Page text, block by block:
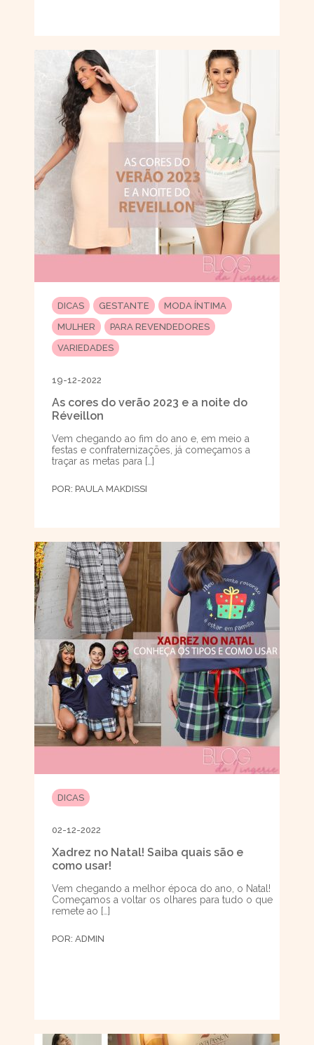
DICAS GESTANTE
MODA ÍNTIMA
MULHER
PARA REVENDEDORES
VARIEDADES
19-12-2022
As cores do verão 2023 e a noite do
Réveillon
Vem chegando ao fim do ano e, em meio a
festas e confraternizações, já começamos a
traçar as metas para […]
POR: PAULA MAKDISSI
DICAS
02-12-2022
Xadrez no Natal! Saiba quais são e
como usar!
Vem chegando a melhor época do ano, o Natal!
Começamos a voltar os olhares para tudo o que
remete ao […]
POR: ADMIN